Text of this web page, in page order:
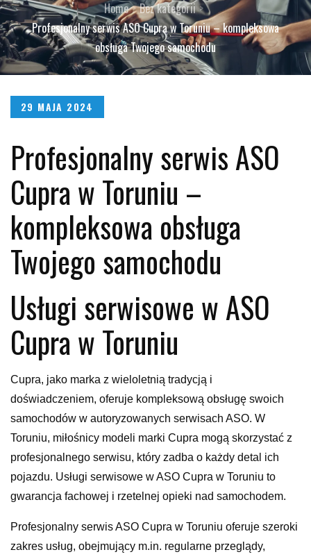
Home
Bez kategorii
Profesjonalny serwis ASO Cupra w Toruniu – kompleksowa
obsługa Twojego samochodu
Posted
29 MAJA 2024
Profesjonalny serwis ASO
Cupra w Toruniu –
kompleksowa obsługa
Twojego samochodu
Usługi serwisowe w ASO
Cupra w Toruniu
Cupra, jako marka z wieloletnią tradycją i
doświadczeniem, oferuje kompleksową obsługę swoich
samochodów w autoryzowanych serwisach ASO. W
Toruniu, miłośnicy modeli marki Cupra mogą skorzystać z
profesjonalnego serwisu, który zadba o każdy detal ich
pojazdu. Usługi serwisowe w ASO Cupra w Toruniu to
gwarancja fachowej i rzetelnej opieki nad samochodem.
Profesjonalny serwis ASO Cupra w Toruniu oferuje szeroki
zakres usług, obejmujący m.in. regularne przeglądy,